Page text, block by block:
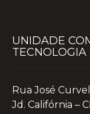
UNIDADE
TECNOLOGIA
Rua José
Jd. Califórnia –